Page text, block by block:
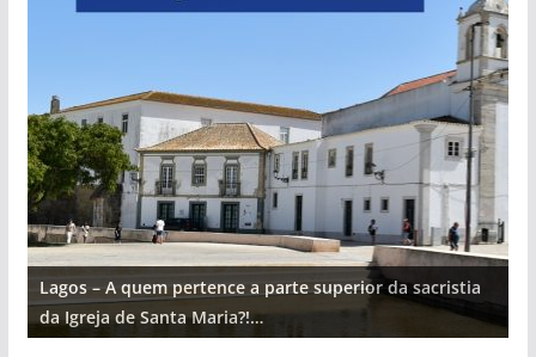
Lagos – A quem pertence a parte superior da sacristia
da Igreja de Santa Maria?!…